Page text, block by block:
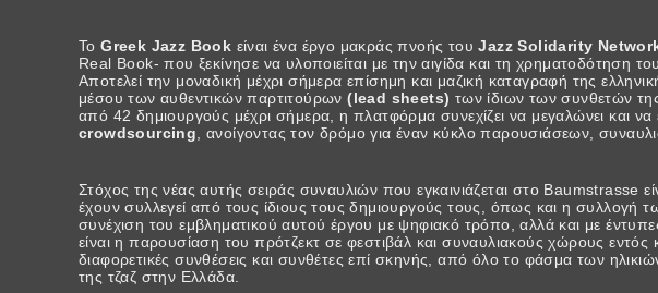
ΤοGreek Jazz Book είναι ένα έργο μακράς πνοής τουJazz Solidarity
Real Book- που ξεκίνησε να υλοποιείται με την αιγίδα και τη χρηματοδότηση
Αποτελεί την μοναδική μέχρι σήμερα επίσημη και μαζική καταγραφή της
μέσου των αυθεντικών παρτιτούρων(lead sheets) των ίδιων των συνθετών
από 42 δημιουργούς μέχρι σήμερα, η πλατφόρμα συνεχίζει να μεγαλώνει και να
crowdsourcing, ανοίγοντας τον δρόμο για έναν κύκλο παρουσιάσεων,
Στόχος της νέας αυτής σειράς συναυλιών που εγκαινιάζεται στο Baumstrasse
έχουν συλλεγεί από τους ίδιους τους δημιουργούς τους, όπως και η συλλογή
συνέχιση του εμβληματικού αυτού έργου με ψηφιακό τρόπο, αλλά και με
είναι η παρουσίαση του πρότζεκτ σε φεστιβάλ και συναυλιακούς χώρους
διαφορετικές συνθέσεις και συνθέτες επί σκηνής, από όλο το φάσμα των
της τζαζ στην Ελλάδα.